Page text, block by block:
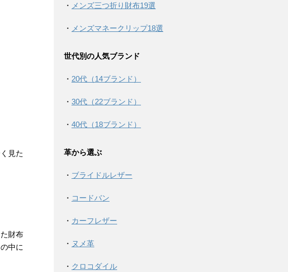
見た
財布
中に
・ メンズ三つ折り財布19選
・ メンズマネークリップ18選
世代別の人気ブランド
・ 20代（14ブランド）
・ 30代（22ブランド）
・ 40代（18ブランド）
革から選ぶ
・ ブライドルレザー
・ コードバン
・ カーフレザー
・ ヌメ革
・ クロコダイル